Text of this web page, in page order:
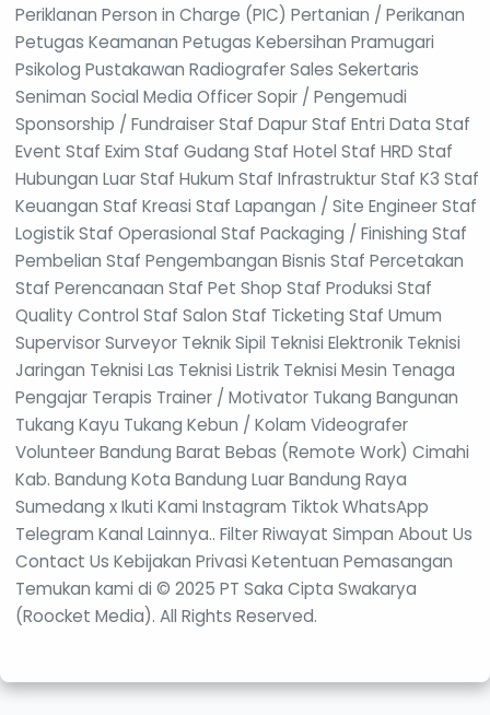
Periklanan Person in Charge (PIC) Pertanian / Perikanan
Petugas Keamanan Petugas Kebersihan Pramugari
Psikolog Pustakawan Radiografer Sales Sekertaris
Seniman Social Media Officer Sopir / Pengemudi
Sponsorship / Fundraiser Staf Dapur Staf Entri Data Staf
Event Staf Exim Staf Gudang Staf Hotel Staf HRD Staf
Hubungan Luar Staf Hukum Staf Infrastruktur Staf K3 Staf
Keuangan Staf Kreasi Staf Lapangan / Site Engineer Staf
Logistik Staf Operasional Staf Packaging / Finishing Staf
Pembelian Staf Pengembangan Bisnis Staf Percetakan
Staf Perencanaan Staf Pet Shop Staf Produksi Staf
Quality Control Staf Salon Staf Ticketing Staf Umum
Supervisor Surveyor Teknik Sipil Teknisi Elektronik Teknisi
Jaringan Teknisi Las Teknisi Listrik Teknisi Mesin Tenaga
Pengajar Terapis Trainer / Motivator Tukang Bangunan
Tukang Kayu Tukang Kebun / Kolam Videografer
Volunteer Bandung Barat Bebas (Remote Work) Cimahi
Kab. Bandung Kota Bandung Luar Bandung Raya
Sumedang x Ikuti Kami Instagram Tiktok WhatsApp
Telegram Kanal Lainnya.. Filter Riwayat Simpan About Us
Contact Us Kebijakan Privasi Ketentuan Pemasangan
Temukan kami di © 2025 PT Saka Cipta Swakarya
(Roocket Media). All Rights Reserved.